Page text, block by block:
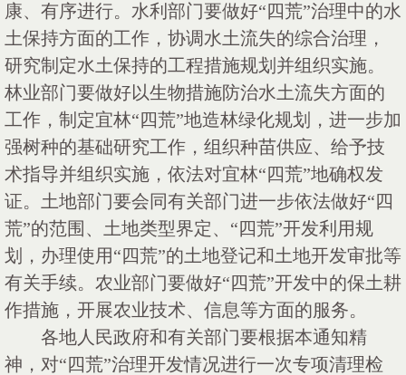
康、有序进行。水利部门要做好“四荒”治理中的水
土保持方面的工作，协调水土流失的综合治理，
研究制定水土保持的工程措施规划并组织实施。
林业部门要做好以生物措施防治水土流失方面的
工作，制定宜林“四荒”地造林绿化规划，进一步加
强树种的基础研究工作，组织种苗供应、给予技
术指导并组织实施，依法对宜林“四荒”地确权发
证。土地部门要会同有关部门进一步依法做好“四
荒”的范围、土地类型界定、“四荒”开发利用规
划，办理使用“四荒”的土地登记和土地开发审批等
有关手续。农业部门要做好“四荒”开发中的保土耕
作措施，开展农业技术、信息等方面的服务。
各地人民政府和有关部门要根据本通知精
神，对“四荒”治理开发情况进行一次专项清理检